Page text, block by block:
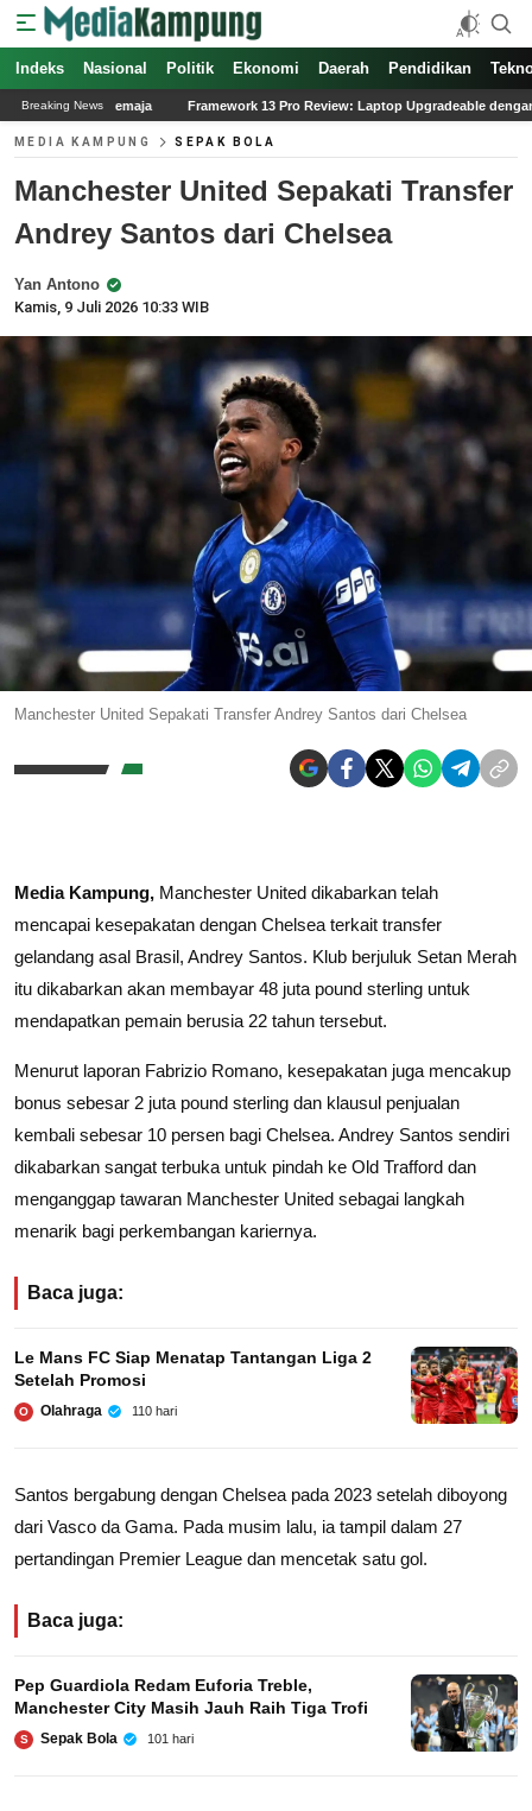
Indeks Nasional Politik Ekonomi Daerah Pendidikan
Breaking News
Framework 13 Pro Review: Laptop Upgradeable dengan Performa Unggul Viral
MEDIA KAMPUNG SEPAK BOLA
Manchester United Sepakati Transfer
Andrey Santos dari Chelsea
Yan Antono
Kamis, 9 Juli 2026 10:33 WIB
Manchester United Sepakati Transfer Andrey Santos dari Chelsea
Media Kampung, Manchester United dikabarkan telah
mencapai kesepakatan dengan Chelsea terkait transfer
gelandang asal Brasil, Andrey Santos. Klub berjuluk Setan Merah
itu dikabarkan akan membayar 48 juta pound sterling untuk
mendapatkan pemain berusia 22 tahun tersebut.
Menurut laporan Fabrizio Romano, kesepakatan juga mencakup
bonus sebesar 2 juta pound sterling dan klausul penjualan
kembali sebesar 10 persen bagi Chelsea. Andrey Santos sendiri
dikabarkan sangat terbuka untuk pindah ke Old Trafford dan
menganggap tawaran Manchester United sebagai langkah
menarik bagi perkembangan kariernya.
Baca juga:
Le Mans FC Siap Menatap Tantangan Liga 2
Setelah Promosi
O Olahraga 110 hari
Santos bergabung dengan Chelsea pada 2023 setelah diboyong
dari Vasco da Gama. Pada musim lalu, ia tampil dalam 27
pertandingan Premier League dan mencetak satu gol.
Baca juga:
Pep Guardiola Redam Euforia Treble,
Manchester City Masih Jauh Raih Tiga Trofi
S Sepak Bola 101 hari